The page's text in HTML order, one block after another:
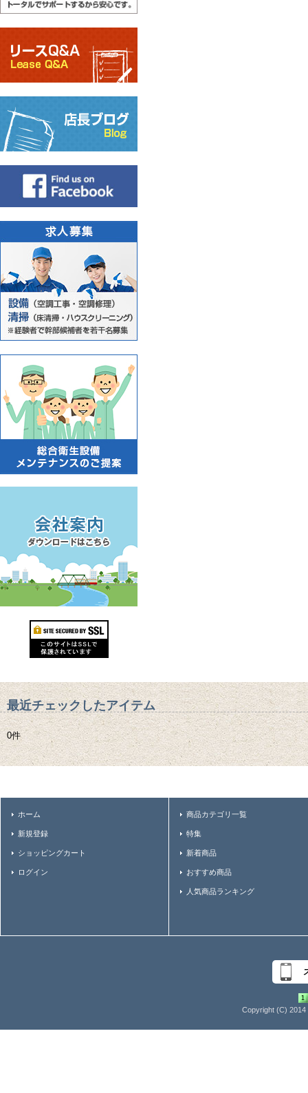
最近チェックしたアイテム
0件
ホーム
新規登録
ショッピングカート
ログイン
商品カテゴリ一覧
特集
新着商品
おすすめ商品
人気商品ランキング
Copyright (C) 2014